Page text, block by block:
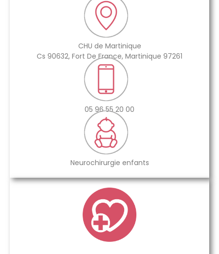
CHU de Martinique
Cs 90632, Fort De France, Martinique 97261
05 96 55 20 00
Neurochirurgie enfants